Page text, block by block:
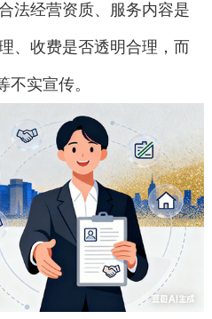
法经营资质、服务内容是
、收费是否透明合理，而
不实宣传。